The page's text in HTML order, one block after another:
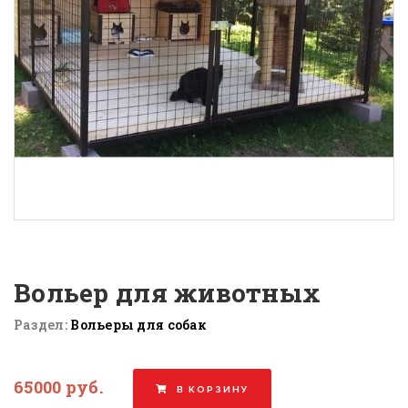
Вoльер для животных
Раздел: Вольеры для собак
65000 руб. В КОРЗИНУ